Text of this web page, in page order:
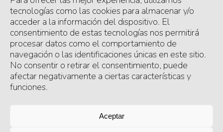
tecnologías como las cookies para almacenar y/o
acceder a la información del dispositivo. El
consentimiento de estas tecnologías nos permitirá
procesar datos como el comportamiento de
navegación o las identificaciones únicas en este sitio.
No consentir o retirar el consentimiento, puede
afectar negativamente a ciertas características y
funciones.
Aceptar
Martes a viernes de 9.30 a 13 h y de 17 a 19.30 h
Sábado de 10 a 13 h
Domingo cerrado
ENVIAMOS NUESTRAS FLORES Y PLANTAS A DOMICILIO,